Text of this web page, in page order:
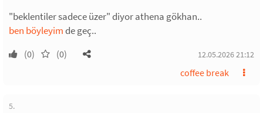
"beklentiler sadece üzer" diyor athena gökhan..
ben böyleyimde geç..
(0) (0) 12.05.2026 21:12
coffee break
5.